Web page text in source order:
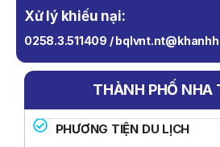
Xử lý khiếu nại:
0258.3.511409 /
THÀNH PHỐ NHA
PHƯƠNG TIỆN DU LỊCH